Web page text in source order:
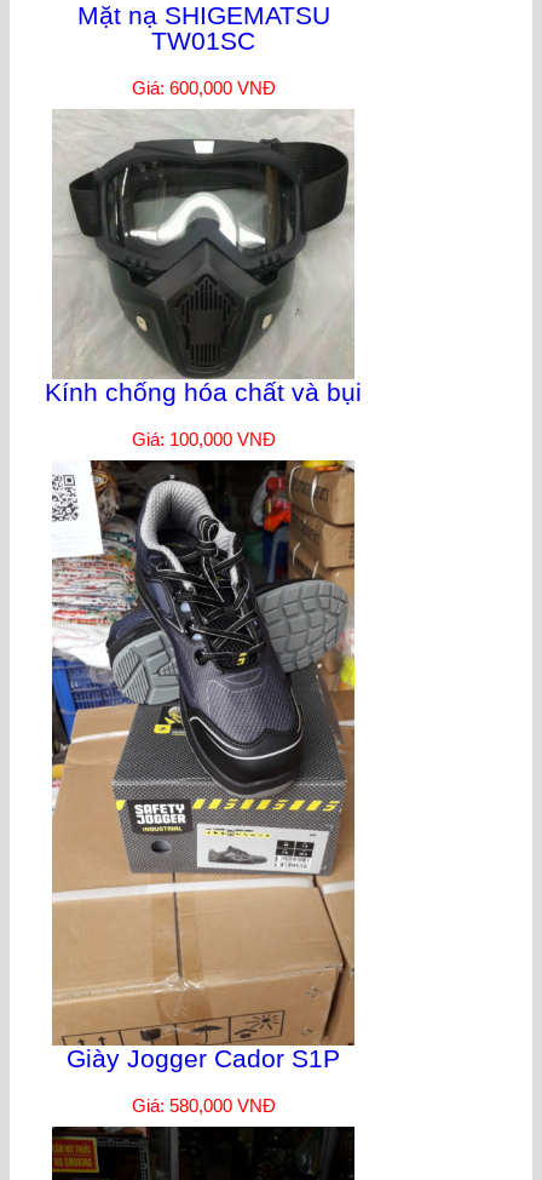
Mặt nạ SHIGEMATSU
TW01SC
Giá: 600,000 VNĐ
Kính chống hóa chất và bụi
Giá: 100,000 VNĐ
Giày Jogger Cador S1P
Giá: 580,000 VNĐ